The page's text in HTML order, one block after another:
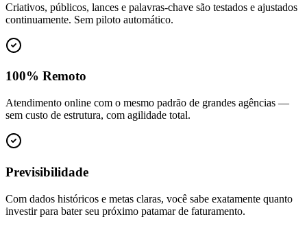
Criativos, públicos, lances e palavras-chave são testados e ajustados
continuamente. Sem piloto automático.
100% Remoto
Atendimento online com o mesmo padrão de grandes agências —
sem custo de estrutura, com agilidade total.
Previsibilidade
Com dados históricos e metas claras, você sabe exatamente quanto
investir para bater seu próximo patamar de faturamento.